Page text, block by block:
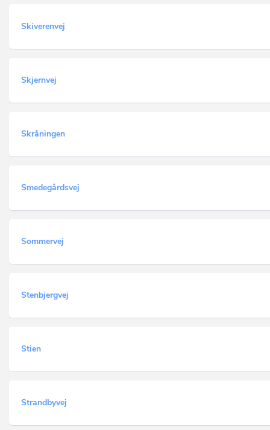
Skiverenvej
Skjernvej
Skråningen
Smedegårdsvej
Sommervej
Stenbjergvej
Stien
Strandbyvej